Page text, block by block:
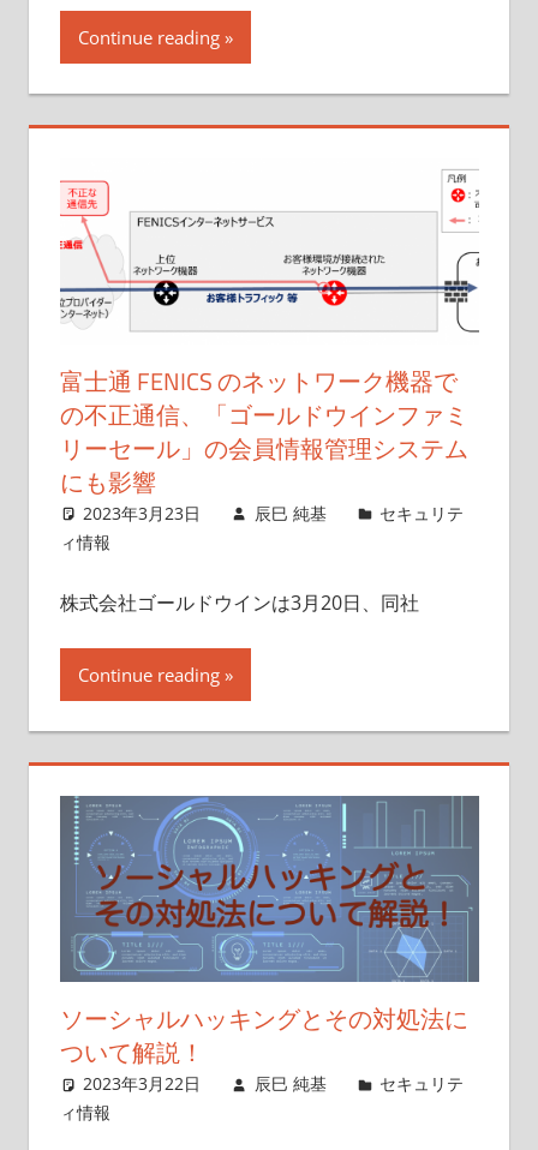
Continue reading
富士通 FENICS のネットワーク機器で
の不正通信、「ゴールドウインファミ
リーセール」の会員情報管理システム
にも影響
2023年3月23日 辰巳 純基
セキュリテ
ィ情報
株式会社ゴールドウインは3月20日、同社
Continue reading
ソーシャルハッキングとその対処法に
ついて解説！
2023年3月22日 辰巳 純基
セキュリテ
ィ情報